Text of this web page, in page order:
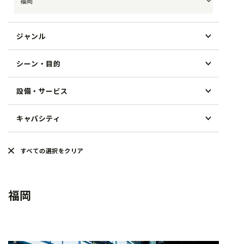
ジャンル
和食
鍋料理
ハワイアン
イタリアン・フレンチ
BAR
シーン・目的
朝食
ウェディングパーティー
設備・サービス
貸切
テラス席
キャパシティ
30人未満
100人以上
すべての選択をクリア
福岡